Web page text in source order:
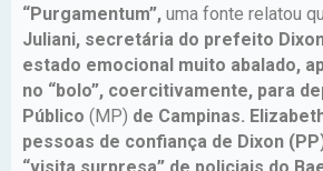
“Purgamentum”, uma fonte relatou
Juliani, secretária do prefeito
estado emocional muito abalado,
no “bolo”, coercitivamente, para
Público (MP) de Campinas.
pessoas de confiança de Dixon